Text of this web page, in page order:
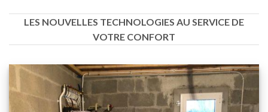
LES NOUVELLES TECHNOLOGIES AU SERVICE DE
VOTRE CONFORT